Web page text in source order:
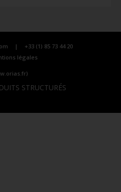
|
+33 (1) 85 73 44 20
légales
STRUCTURÉS